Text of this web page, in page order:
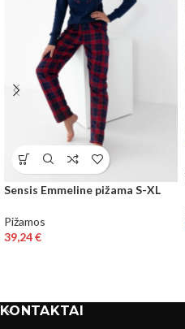
Sensis Emmeline pižama S-XL
Pižamos
39,24€
KONTAKTAI